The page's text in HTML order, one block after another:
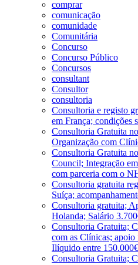
comprar
comunicação
comunidade
Comunitária
Concurso
Concurso Público
Concursos
consultant
Consultor
consultoria
Consultoria e registo
em França; condições
Consultoria Gratuita
Organização com
Consultoria Gratuita
Council; Integração
com parceria com o
Consultoria gratuita
Suíça;
Consultoria gratuita;
Holanda; Salário
Consultoria Gratuita;
com as Clínicas;
Ilíquido entre
Consultoria Gratuita;